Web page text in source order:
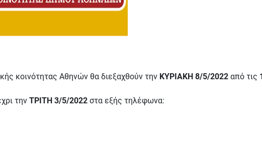
κοινότητας Αθηνών θα διεξαχθούν την ΚΥΡΙΑΚΗ 8/5/2022 από τις
την ΤΡΙΤΗ 3/5/2022 στα εξής τηλέφωνα: